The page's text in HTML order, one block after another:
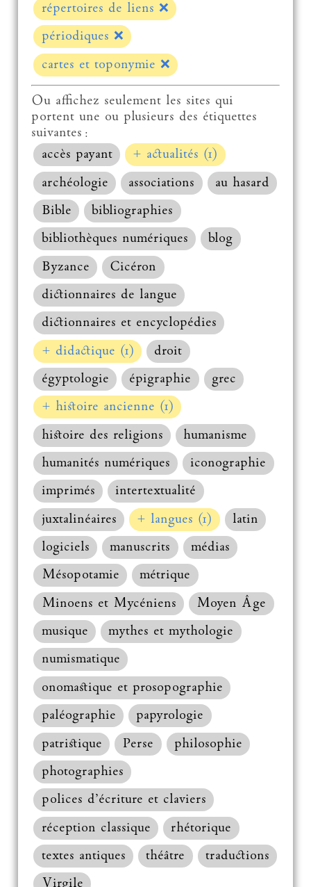
répertoires de liens ❌
périodiques ❌
cartes et toponymie ❌
Ou affichez seulement les sites qui
portent une ou plusieurs des étiquettes
suivantes :
accès payant
+ actualités (1)
archéologie
associations
au hasard
Bible
bibliographies
bibliothèques numériques
blog
Byzance
Cicéron
dictionnaires de langue
dictionnaires et encyclopédies
+ didactique (1)
droit
égyptologie
épigraphie
grec
+ histoire ancienne (1)
histoire des religions
humanisme
humanités numériques
iconographie
imprimés
intertextualité
juxtalinéaires
+ langues (1)
latin
logiciels
manuscrits
médias
Mésopotamie
métrique
Minoens et Mycéniens
Moyen Âge
musique
mythes et mythologie
numismatique
onomastique et prosopographie
paléographie
papyrologie
patristique
Perse
philosophie
photographies
polices d’écriture et claviers
réception classique
rhétorique
textes antiques
théâtre
traductions
Virgile